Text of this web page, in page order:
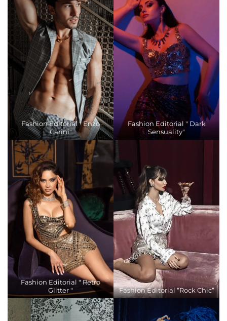
Fashion Editorial " Enzo
Carini"
Fashion Editorial " Dark
Sensuality"
Fashion Editorial " Retro
Glitter "
Fashion Editorial “Rock Chic”